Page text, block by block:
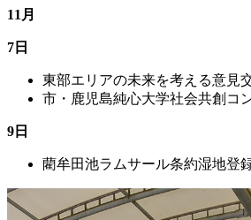
11月
7日
東部エリアの未来を考える意見
市・鹿児島純心大学社会共創コ
9日
藺牟田池ラムサール条約湿地登